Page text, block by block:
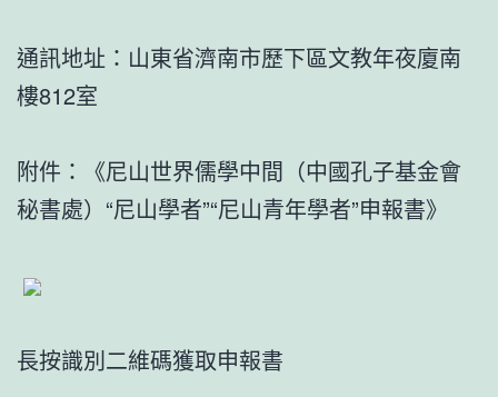
通訊地址：山東省濟南市歷下區文教年夜廈南
樓812室
附件：《尼山世界儒學中間（中國孔子基金會
秘書處）“尼山學者”“尼山青年學者”申報書》
長按識別二維碼獲取申報書